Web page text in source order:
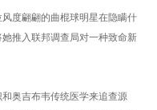
度翩翩的曲棍球明星在隐瞒什
推入联邦调查局对一种致命新
奥吉布韦传统医学来追查源